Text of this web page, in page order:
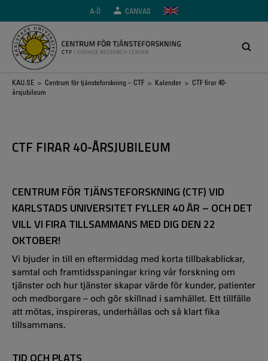
huvudinnehåll
A-Ö CANVAS
Länkstig
KAU.SE > Centrum för tjänsteforskning – CTF > Kalender > CTF firar 40-
årsjubileum
CTF FIRAR 40-ÅRSJUBILEUM
CENTRUM FÖR TJÄNSTEFORSKNING (CTF) VID
KARLSTADS UNIVERSITET FYLLER 40 ÅR – OCH DET
VILL VI FIRA TILLSAMMANS MED DIG DEN 22
OKTOBER!
Vi bjuder in till en eftermiddag med korta tillbakablickar,
samtal och framtidsspaningar kring vår forskning om
tjänster och hur tjänster skapar värde för kunder, patienter
och medborgare – och gör skillnad i samhället. Ett tillfälle
att mötas, inspireras, underhållas och så klart fika
tillsammans.
TID OCH PLATS